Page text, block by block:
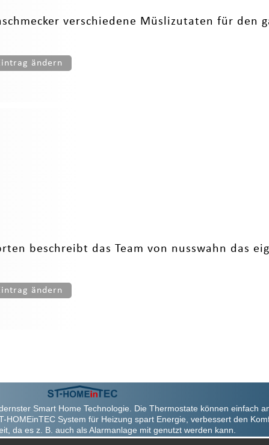
verschiedene Müslizutaten für den
ändern
beschreibt das Team von nusswahn das
ändern
Smart Home Technologie. Die Thermostate können einfach
HOMEinTEC System für Heizung spart Energie, verbessert den
da es z. B. auch als Alarmanlage mit genutzt werden kann.